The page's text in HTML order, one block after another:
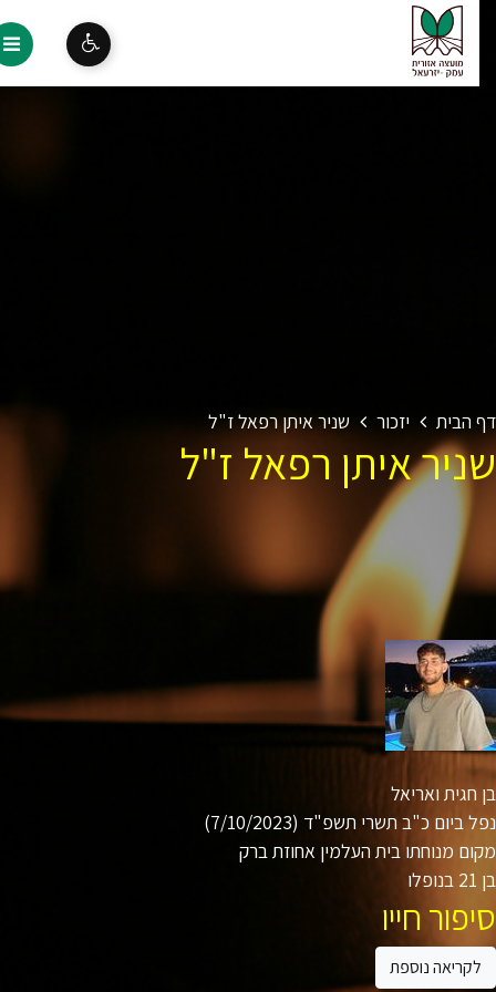
הבית יזכור שניר איתן רפאל ז"ל
איתן רפאל ז"ל
ואריאל
ביום כ"ב תשרי תשפ"ד (7/10/2023)
מנוחתו בית העלמין אחוזת ברק
חייו
נוספת